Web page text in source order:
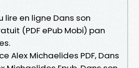
lire en ligne Dans son
(PDF ePub Mobi) pan
Alex Michaelides PDF, Dans